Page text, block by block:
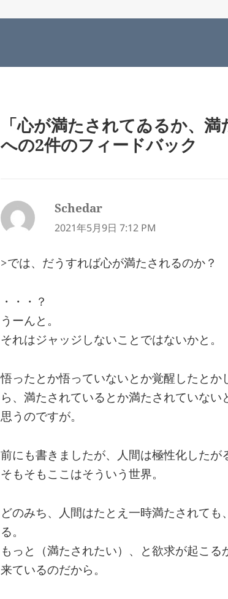
日:
者
「心が満たされてゐるか、満
への2件のフィードバック
Schedar
り:
2021年5月9日 7:12 PM
>では、だうすれば心が満たされるのか？
・・・？
うーんと。
それはジャッジしないことではないかと。
悟ったとか悟っていないとか覚醒したと
ら、満たされているとか満たされていない
思うのですが。
前にも書きましたが、人間は極性化したが
そもそもここはそういう世界。
どのみち、人間はたとえ一時満たされて
る。
もっと（満たされたい）、と欲求が起こ
来ているのだから。